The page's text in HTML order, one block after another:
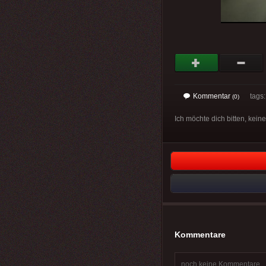
Kommentar (0)
Ich möchte dich bitten,
Kommentare
noch keine Kommentare